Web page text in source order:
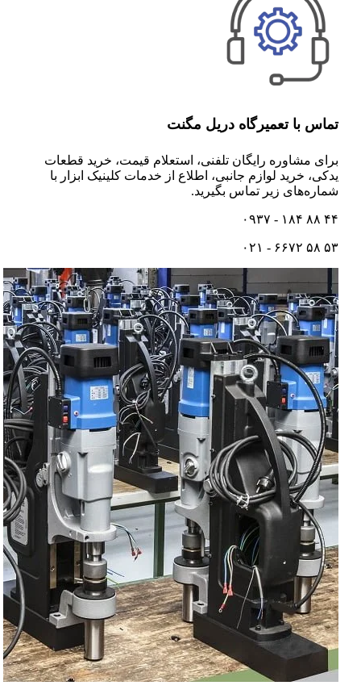
تماس با تعمیرگاه دریل مگنت
برای مشاوره رایگان تلفنی،‌ استعلام قیمت،‌ خرید قطعات
یدکی، خرید لوازم جانبی، اطلاع از خدمات کلینیک ابزار با
شماره‌های زیر تماس بگیرید.
۴۴ ۸۸ ۱۸۴ - ۰۹۳۷
۵۳ ۵۸ ۶۶۷۲ - ۰۲۱